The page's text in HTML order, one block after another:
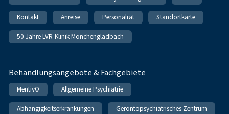
Kontakt Anreise Personalrat Standortkarte
50 Jahre LVR-Klinik Mönchengladbach
Behandlungsangebote & Fachgebiete
MentivO Allgemeine Psychiatrie
Abhängigkeitserkrankungen Gerontopsychiatrisches Zentrum